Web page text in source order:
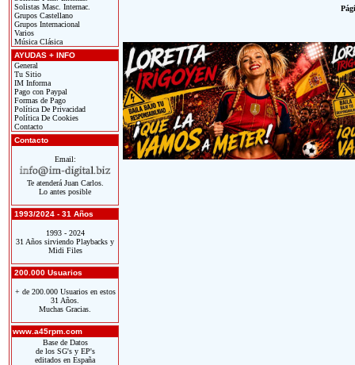
Solistas Masc. Internac.
Grupos Castellano
Grupos Internacional
Varios
Música Clásica
AYUDAS + INFO
General
Tu Sitio
IM Informa
Pago con Paypal
Formas de Pago
Política De Privacidad
Política De Cookies
Contacto
Contacto
Email:
Te atenderá Juan Carlos.
Lo antes posible
1993/2024 - 31 Años
1993 - 2024
31 Años sirviendo Playbacks y
Midi Files
200.000 Usuarios
+ de 200.000 Usuarios en estos
31 Años.
Muchas Gracias.
www.a45rpm.com
Base de Datos
de los SG's y EP's
editados en España